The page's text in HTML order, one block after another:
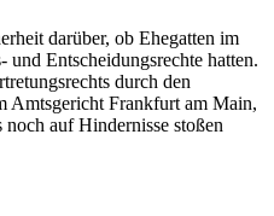
darüber, ob Ehegatten im
Entscheidungsrechte hatten.
durch den
Amtsgericht Frankfurt am Main,
auf Hindernisse stoßen